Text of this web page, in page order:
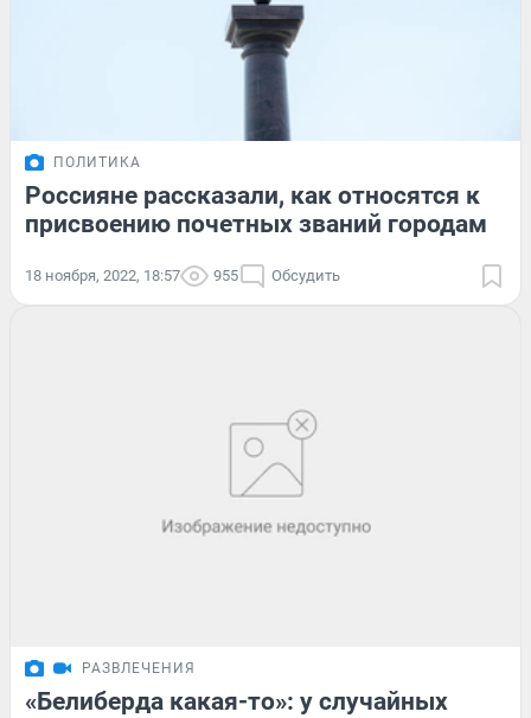
ПОЛИТИКА
Россияне рассказали, как относятся к
присвоению почетных званий городам
18 ноября, 2022, 18:57 955 Обсудить
РАЗВЛЕЧЕНИЯ
«Белиберда какая-то»: у случайных